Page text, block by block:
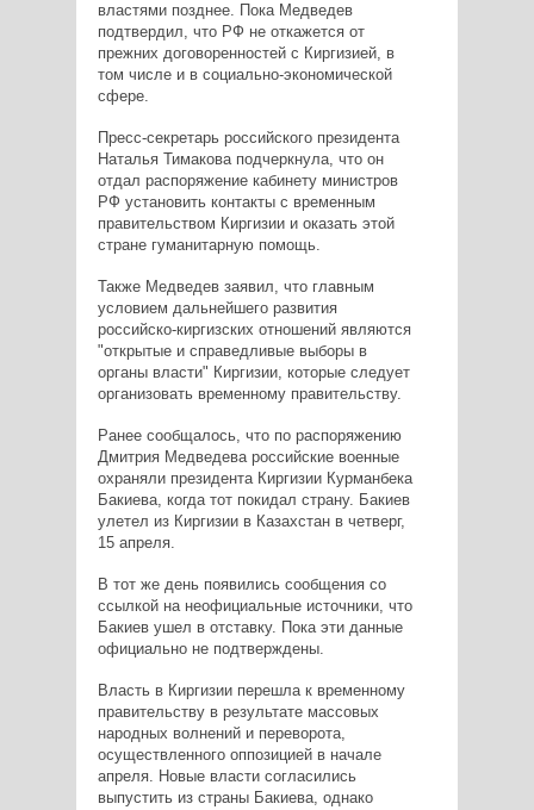
властями позднее. Пока Медведев
подтвердил, что РФ не откажется от
прежних договоренностей с Киргизией, в
том числе и в социально-экономической
сфере.
Пресс-секретарь российского президента
Наталья Тимакова подчеркнула, что он
отдал распоряжение кабинету министров
РФ установить контакты с временным
правительством Киргизии и оказать этой
стране гуманитарную помощь.
Также Медведев заявил, что главным
условием дальнейшего развития
российско-киргизских отношений являются
"открытые и справедливые выборы в
органы власти" Киргизии, которые следует
организовать временному правительству.
Ранее сообщалось, что по распоряжению
Дмитрия Медведева российские военные
охраняли президента Киргизии Курманбека
Бакиева, когда тот покидал страну. Бакиев
улетел из Киргизии в Казахстан в четверг,
15 апреля.
В тот же день появились сообщения со
ссылкой на неофициальные источники, что
Бакиев ушел в отставку. Пока эти данные
официально не подтверждены.
Власть в Киргизии перешла к временному
правительству в результате массовых
народных волнений и переворота,
осуществленного оппозицией в начале
апреля. Новые власти согласились
выпустить из страны Бакиева, однако